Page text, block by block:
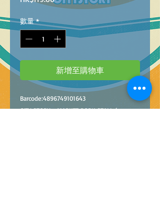
格
數量 *
新增至購物車
Barcode:4896749101643
CITY STORY - MARKET PORK STALL (